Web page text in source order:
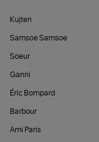
Kujten
Samsoe Samsoe
Soeur
Ganni
Éric Bompard
Barbour
Ami Paris